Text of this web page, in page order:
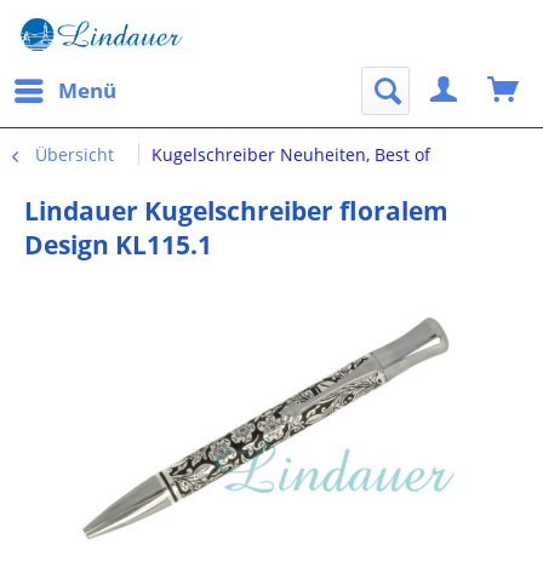
Menü
Übersicht Kugelschreiber Neuheiten, Best of
Lindauer Kugelschreiber floralem
Design KL115.1